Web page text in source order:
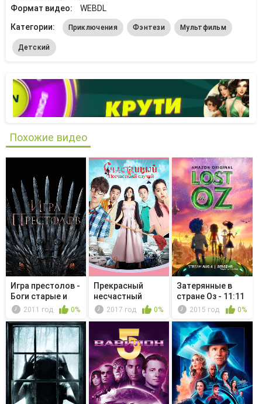
Формат видео:
WEBDL
Категории:
Приключения Фэнтези Мультфильм
Детский
Похожие видео
Игра престолов -
Боги старые и
новые2011 год 0%
Прекрасный
несчастный
случай2017 год 0%
Затерянные в
стране Оз - 11:11
2015 год 0%